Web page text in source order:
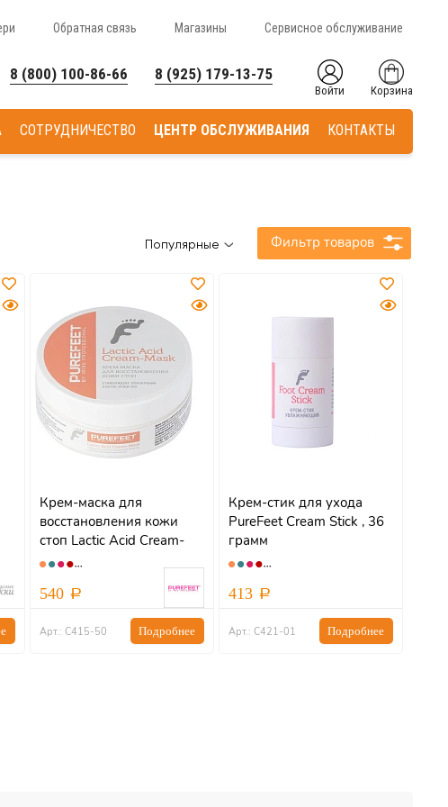
Обратная связь Магазины Сервисное обслуживание
8 (800) 100-86-66 8 (925) 179-13-75
Войти Корзина
КОНТАКТЫ
ЦЕНТР ОБСЛУЖИВАНИЯ
СОТРУДНИЧЕСТВО
Популярные Фильтр товаров
Крем-маска для
восстановления кожи
стоп Lactic Acid Cream-
Mask
540
Арт.: С415-50 Подробнее
Крем-стик для ухода
PureFeet Cream Stick , 36
грамм
413
Арт.: С421-01 Подробнее